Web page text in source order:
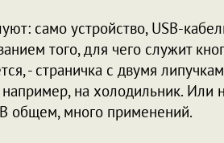
само устройство, USB-
того, для чего служит
- страничка с двумя
на холодильник. Или
общем, много применений.